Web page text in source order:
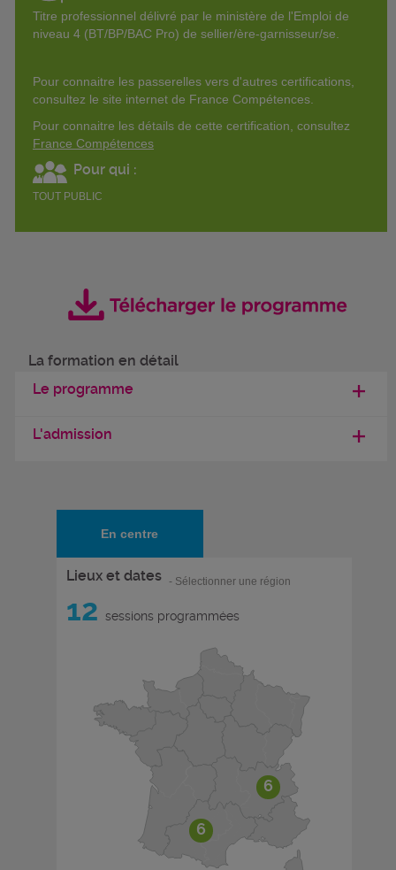
Titre professionnel délivré par le ministère de l'Emploi de
niveau 4 (BT/BP/BAC Pro) de sellier/ère-garnisseur/se.
Pour connaitre les passerelles vers d'autres certifications,
consultez le site internet de France Compétences.
Pour connaitre les détails de cette certification, consultez
France Compétences
Pour qui :
TOUT PUBLIC
La formation en détail
Le programme
L'admission
En centre
Lieux et dates - Sélectionner une région
12 sessions programmées
6
6